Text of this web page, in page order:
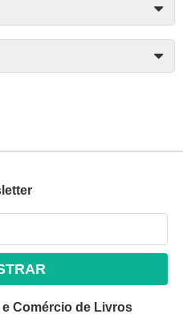
e Comércio de Livros